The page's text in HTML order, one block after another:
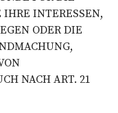
INTERESSEN,
ODER DIE
NACH ART. 21